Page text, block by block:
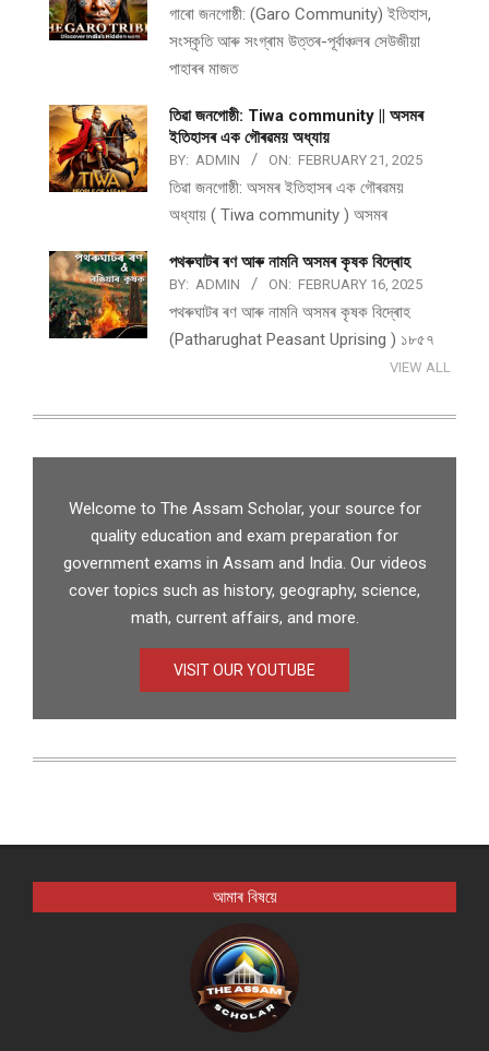
গাৰো জনগোষ্ঠী: (Garo Community) ইতিহাস,
সংস্কৃতি আৰু সংগ্ৰাম উত্তৰ-পূৰ্বাঞ্চলৰ সেউজীয়া
পাহাৰৰ মাজত
তিৱা জনগোষ্ঠী: Tiwa community || অসমৰ
ইতিহাসৰ এক গৌৰৱময় অধ্যায়
BY: ADMIN ON: FEBRUARY 21, 2025
তিৱা জনগোষ্ঠী: অসমৰ ইতিহাসৰ এক গৌৰৱময়
অধ্যায় ( Tiwa community ) অসমৰ
পথ​ৰুঘাট​ৰ ৰণ আৰু নামনি অসম​ৰ কৃষক বিদ্ৰোহ​
BY: ADMIN ON: FEBRUARY 16, 2025
পথ​ৰুঘাট​ৰ ৰণ আৰু নামনি অসম​ৰ কৃষক বিদ্ৰোহ​
(Patharughat Peasant Uprising ) ১৮৫৭
VIEW ALL
Welcome to The Assam Scholar, your source for
quality education and exam preparation for
government exams in Assam and India. Our videos
cover topics such as history, geography, science,
math, current affairs, and more.
VISIT OUR YOUTUBE
আমাৰ বিষয়ে